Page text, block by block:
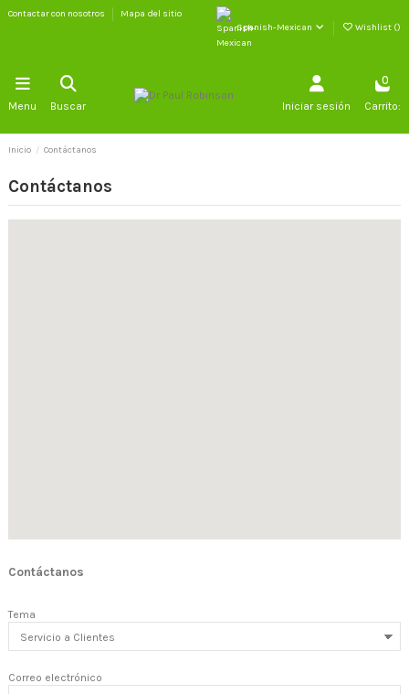
Contactar con nosotros
Mapa del sitio
Spanish-Mexican
Wishlist ()
Menu Buscar Iniciar sesión
0
Carrito:
Inicio Contáctanos
Contáctanos
Contáctanos
Tema
Correo electrónico